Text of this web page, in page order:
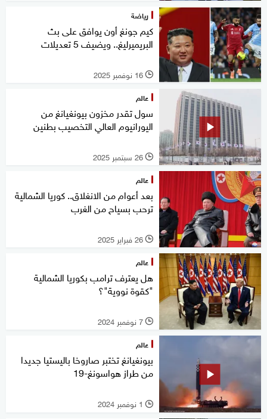
رياضة
كيم جونغ أون يوافق على بث
البريميرليغ.. ويضيف 5 تعديلات
l 16 نوفمبر 2025
عالم
سول تقدر مخزون بيونغيانغ من
اليورانيوم العالي التخصيب بطنين
l 26 سبتمبر 2025
عالم
بعد أعوام من الانغلاق.. كوريا الشمالية
ترحب بسياح من الغرب
l 26 فبراير 2025
عالم
هل يعترف ترامب بكوريا الشمالية
"كقوة نووية"؟
l 7 نوفمبر 2024
عالم
بيونغيانغ تختبر صاروخا باليستيا جديدا
من طراز هواسونغ-19
l 1 نوفمبر 2024